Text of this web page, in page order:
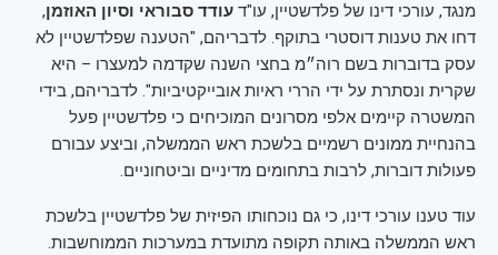
מנגד, עורכי דינו של פלדשטיין, עו"ד עודד סבוראי וסיון האוזמן,
דחו את טענות דוסטרי בתוקף. לדבריהם, "הטענה שפלדשטיין לא
עסק בדוברות בשם רוה״מ בחצי השנה שקדמה למעצרו – היא
שקרית ונסתרת על ידי הררי ראיות אובייקטיביות". לדבריהם, בידי
המשטרה קיימים אלפי מסרונים המוכיחים כי פלדשטיין פעל
בהנחיית ממונים רשמיים בלשכת ראש הממשלה, וביצע עבורם
פעולות דוברות, לרבות בתחומים מדיניים וביטחוניים.
עוד טענו עורכי דינו, כי גם נוכחותו הפיזית של פלדשטיין בלשכת
ראש הממשלה באותה תקופה מתועדת במערכות הממוחשבות.